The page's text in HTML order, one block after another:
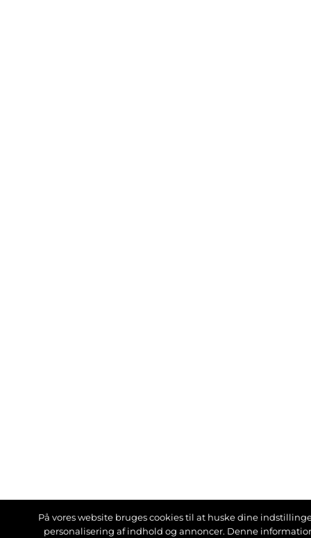
På vores website bruges cookies til at huske dine
personalisering af indhold og annoncer. Denne